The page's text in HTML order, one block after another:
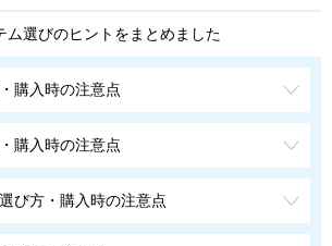
ム選びのヒントをまとめました
購入時の注意点
購入時の注意点
び方・購入時の注意点